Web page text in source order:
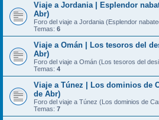
Viaje a Jordania | Esplendor
Abr)
Foro del viaje a Jordania (Esplendor
Temas: 6
Viaje a Omán | Los tesoros del
Abr)
Foro del viaje a Omán (Los tesoros del
Temas: 4
Viaje a Túnez | Los dominios de
de Abr)
Foro del viaje a Túnez (Los dominios de
Temas: 7